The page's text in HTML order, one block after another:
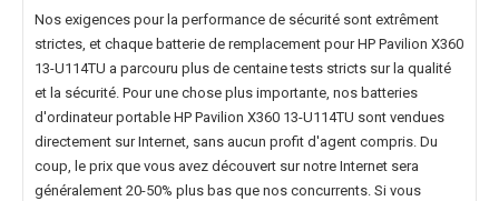
Nos exigences pour la performance de sécurité sont extrêment
strictes, et chaque batterie de remplacement pour HP Pavilion X360
13-U114TU a parcouru plus de centaine tests stricts sur la qualité
et la sécurité. Pour une chose plus importante, nos batteries
d'ordinateur portable HP Pavilion X360 13-U114TU sont vendues
directement sur Internet, sans aucun profit d'agent compris. Du
coup, le prix que vous avez découvert sur notre Internet sera
généralement 20-50% plus bas que nos concurrents. Si vous